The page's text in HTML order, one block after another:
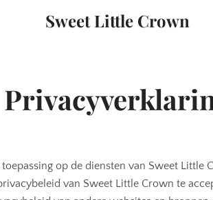
Sweet Little Crown
op de diensten van Sweet Little
van Sweet Little Crown te